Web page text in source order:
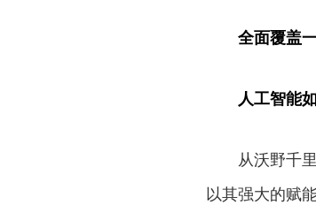
全面覆盖
人工智能
从沃野千
以其强大的赋